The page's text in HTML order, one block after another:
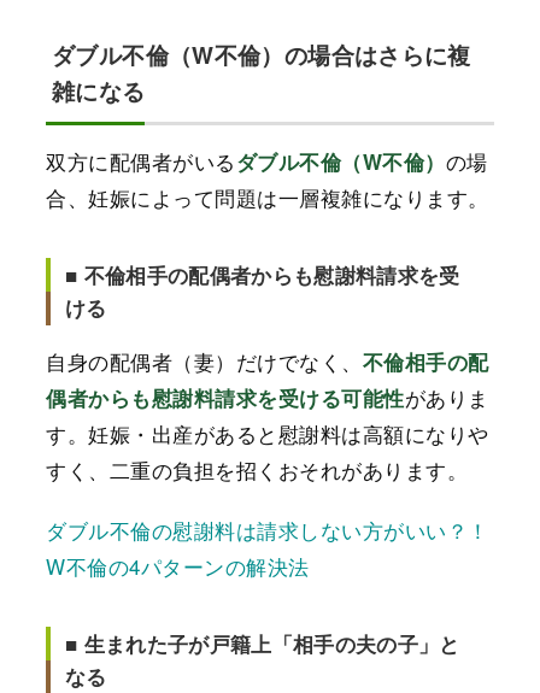
ダブル不倫（W不倫）の場合はさらに複
雑になる
双方に配偶者がいるダブル不倫（W不倫） の場
合、妊娠によって問題は一層複雑になります。
■ 不倫相手の配偶者からも慰謝料請求を受
ける
自身の配偶者（妻）だけでなく、 不倫相手の配
偶者からも慰謝料請求を受ける可能性がありま
す。妊娠・出産があると慰謝料は高額になりや
すく、二重の負担を招くおそれがあります。
ダブル不倫の慰謝料は請求しない方がいい？！
W不倫の4パターンの解決法
■ 生まれた子が戸籍上「相手の夫の子」と
なる